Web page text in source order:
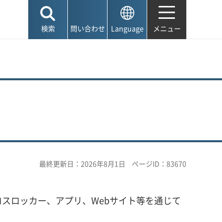
検索 問い合わせ Language メニュー
最終更新日：2026年8月1日 ページID：83670
ロッカー、アプリ、Webサイト等を通じて